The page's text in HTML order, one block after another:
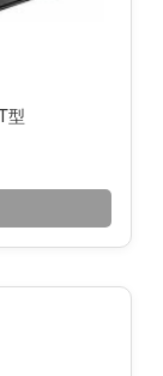
型